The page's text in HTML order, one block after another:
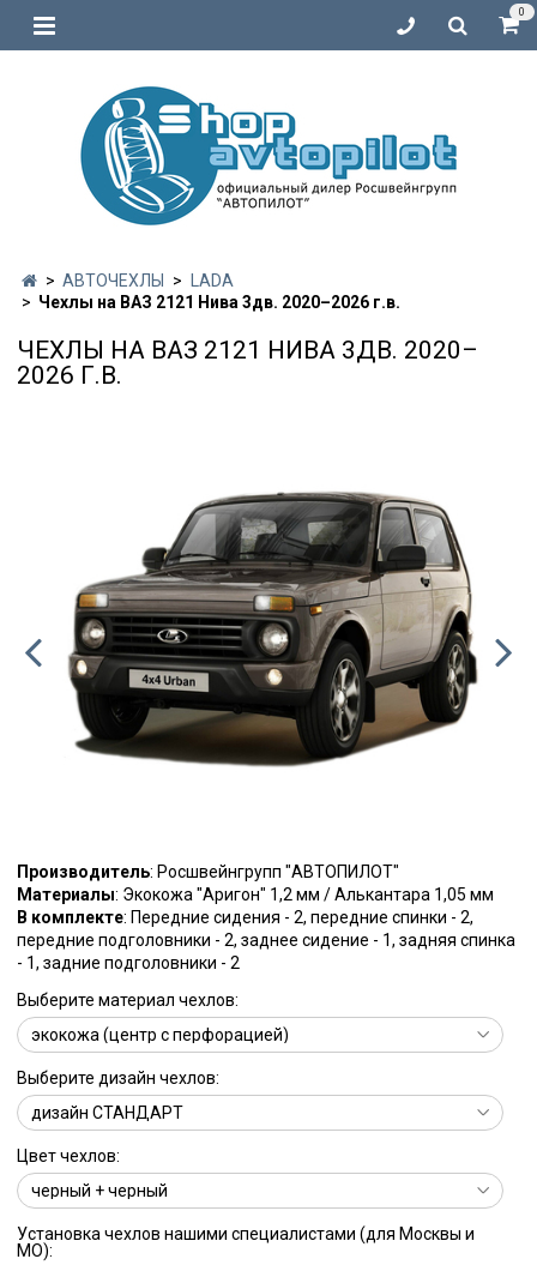
0
АВТОЧЕХЛЫ
LADA
Чехлы на ВАЗ 2121 Нива 3дв. 2020–2026 г.в.
ЧЕХЛЫ НА ВАЗ 2121 НИВА 3ДВ. 2020–
2026 Г.В.
Производитель: Росшвейнгрупп "АВТОПИЛОТ"
Материалы: Экокожа "Аригон" 1,2 мм / Алькантара 1,05 мм
В комплекте: Передние сидения - 2, передние спинки - 2,
передние подголовники - 2, заднее сидение - 1, задняя спинка
- 1, задние подголовники - 2
Выберите материал чехлов:
Выберите дизайн чехлов:
Цвет чехлов:
Установка чехлов нашими специалистами (для Москвы и
МО):